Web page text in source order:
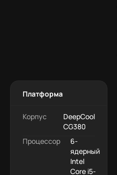
Платформа
Корпус
DeepCool
CG380
Процессор
6-
ядерный
Intel
Core i5-